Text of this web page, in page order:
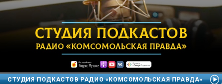
СТУДИЯ ПОДКАСТОВ РАДИО «КОМСОМОЛЬСКАЯ ПРАВДА»